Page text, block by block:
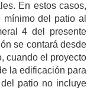
En estos casos,
del patio al
4 del presente
se contará desde
cuando el proyecto
la edificación para
patio no incluye